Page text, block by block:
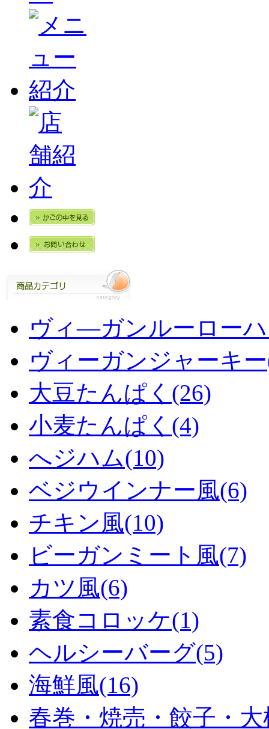
ヴィ―ガンルーロー
ヴィーガンジャーキ
大豆たんぱく(26)
小麦たんぱく(4)
へジハム(10)
ベジウインナー風(6)
チキン風(10)
ビーガンミート風(7)
カツ風(6)
素食コロッケ(1)
ヘルシーバーグ(5)
海鮮風(16)
春巻・焼売・餃子・